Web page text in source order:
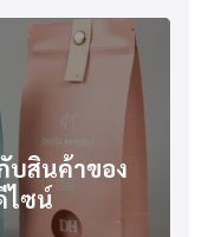
บสินค้าของ
ไซน์